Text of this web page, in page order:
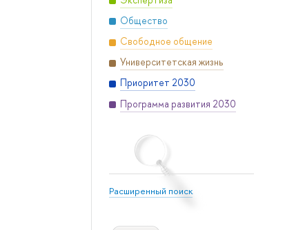
Общество
Свободное общение
Университетская жизнь
Приоритет 2030
Программа развития 2030
Расширенный поиск